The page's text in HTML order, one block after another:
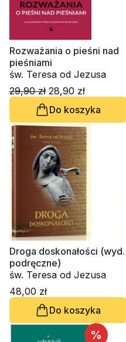
Rozważania o pieśni nad
pieśniami
św. Teresa od Jezusa
29,90 zł 28,90 zł
Do koszyka
Droga doskonałości (wyd.
podręczne)
św. Teresa od Jezusa
48,00 zł
Do koszyka
%